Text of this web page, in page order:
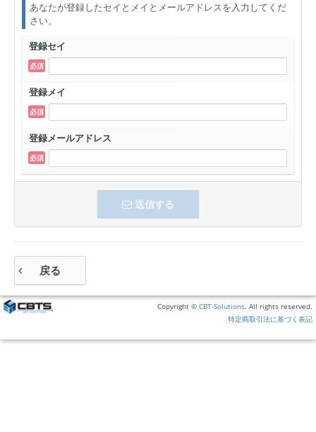
あなたが登録したセイとメイとメールアドレスを入力してくだ
さい。
登録セイ
登録メイ
登録メールアドレス
送信する
戻る
Copyright © CBT-Solutions. All rights reserved.
特定商取引法に基づく表記